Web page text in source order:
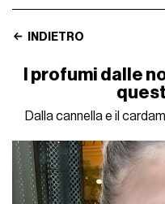
INDIETRO
I profumi dalle
Dalla cannella e il